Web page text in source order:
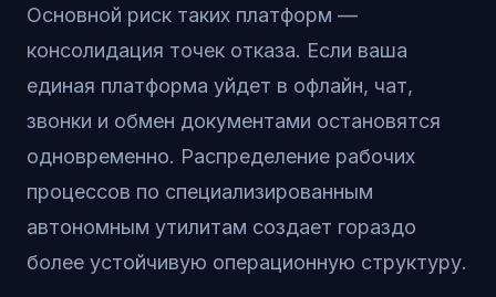
Основной риск таких платформ —
консолидация точек отказа. Если ваша
единая платформа уйдет в офлайн, чат,
звонки и обмен документами остановятся
одновременно. Распределение рабочих
процессов по специализированным
автономным утилитам создает гораздо
более устойчивую операционную структуру.